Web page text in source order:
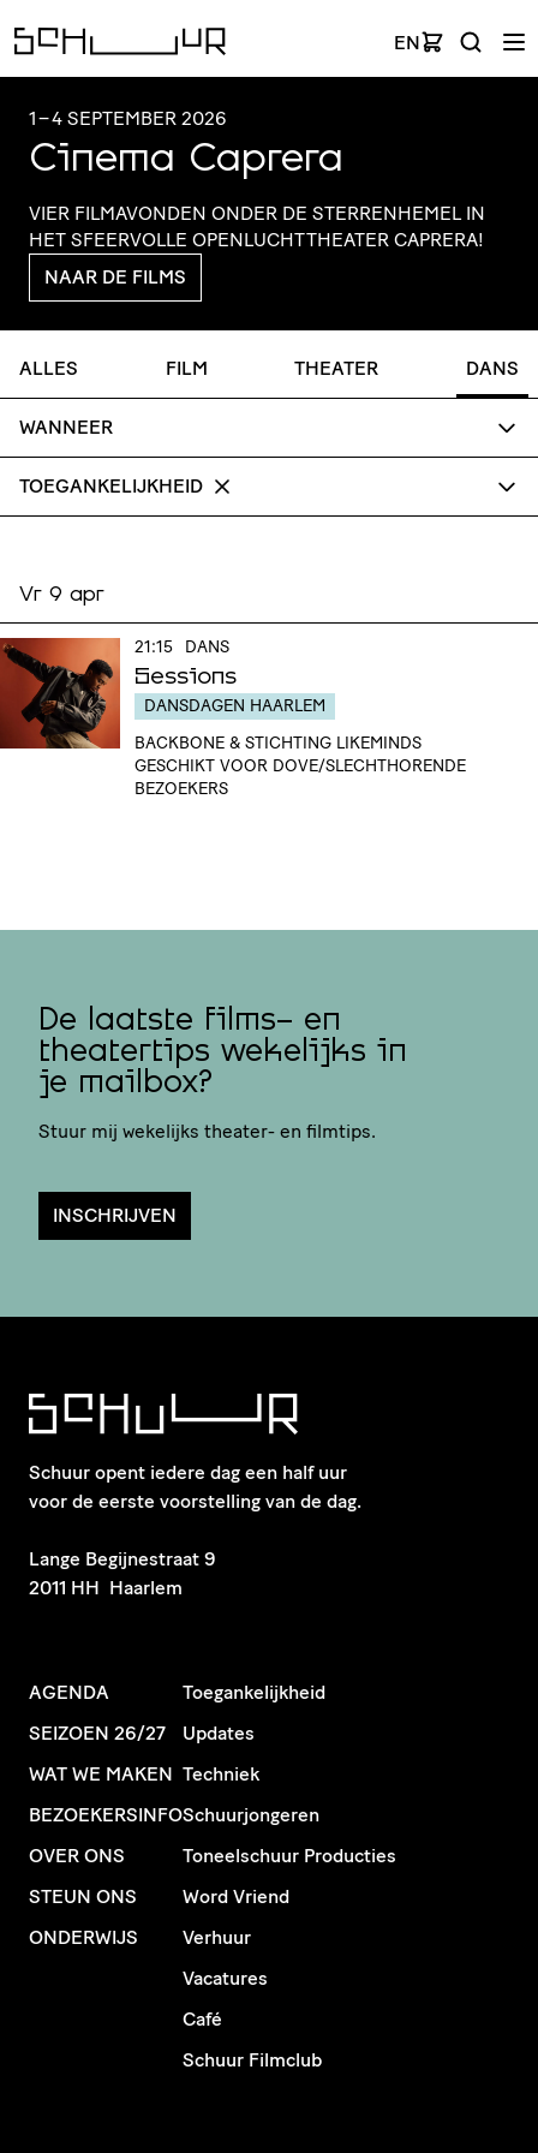
EN
1–4 SEPTEMBER 2026
Cinema Caprera
VIER FILMAVONDEN ONDER DE STER­REN­HEMEL IN
HET SFEERVOLLE OPEN­LUCHT­THE­ATER CAPRERA!
NAAR DE FILMS
ALLES FILM THEATER DANS
WANNEER
TOEGANKELIJKHEID
Vr 9 apr
21:15 DANS
Sessions
DANSDAGEN HAARLEM
BACKBONE & STICHTING LIKEMINDS
GESCHIKT VOOR DOVE/SLECHTHORENDE
BEZOEKERS
De laatste films- en
theatertips wekelijks in
je mailbox?
Stuur mij wekelijks theater- en filmtips.
INSCHRIJVEN
Schuur opent iedere dag een half uur
voor de eerste voorstelling van de dag.
​Lange Begijnestraat 9
2011 HH Haarlem
AGENDA
SEIZOEN 26/27
WAT WE MAKEN
BEZOEKERSINFO
OVER ONS
STEUN ONS
ONDERWIJS
Toegankelijkheid
Updates
Techniek
Schuurjongeren
Toneelschuur Producties
Word Vriend
Verhuur
Vacatures
Café
Schuur Filmclub